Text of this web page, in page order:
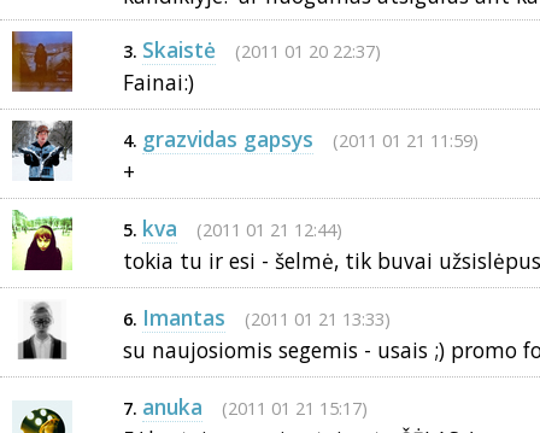
3. Skaistė (2011 01 20 22:37)
Fainai:)
4. grazvidas gapsys (2011 01 21 11:59)
+
5. kva (2011 01 21 12:44)
tokia tu ir esi - šelmė, tik buvai
6. Imantas (2011 01 21 13:33)
su naujosiomis segemis - usais ;) promo
7. anuka (2011 01 21 15:17)